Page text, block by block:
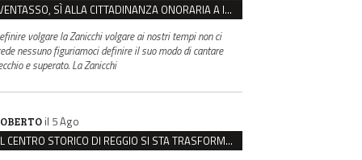
VENTASSO, SÌ ALLA CITTADINANZA ONORARIA A IVA ZANICCHI. MA BARGIACCHI: “È DI PESSIMO GUSTO”
volgare la Zanicchi volgare ai nostri tempi non ci
nessuno figuriamoci definire il suo modo di cantare
e superato. La Zanicchi
il 5 Ago
IL CENTRO STORICO DI REGGIO SI STA TRASFORMANDO, E NON IN MEGLIO